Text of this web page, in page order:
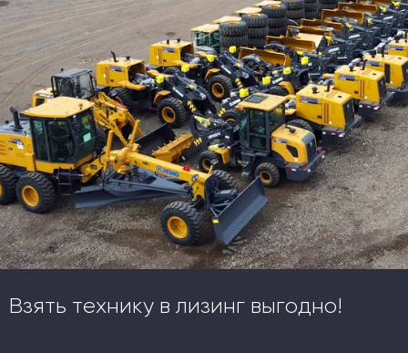
Взять технику в лизинг выгодно!